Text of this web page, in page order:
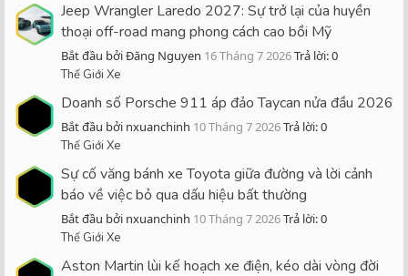
Jeep Wrangler Laredo 2027: Sự trở lại của huyền
thoại off-road mang phong cách cao bồi Mỹ
Bắt đầu bởi Đăng Nguyen 16 Tháng 7 2026Trả lời: 0
Thế Giới Xe
Doanh số Porsche 911 áp đảo Taycan nửa đầu 2026
Bắt đầu bởi nxuanchinh 10 Tháng 7 2026Trả lời: 0
Thế Giới Xe
Sự cố văng bánh xe Toyota giữa đường và lời cảnh
báo về việc bỏ qua dấu hiệu bất thường
Bắt đầu bởi nxuanchinh 10 Tháng 7 2026Trả lời: 0
Thế Giới Xe
Aston Martin lùi kế hoạch xe điện, kéo dài vòng đời